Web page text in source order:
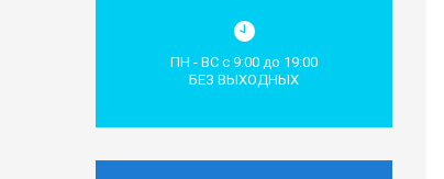
ПН - ВС с 9:00 до 19:00
БЕЗ ВЫХОДНЫХ